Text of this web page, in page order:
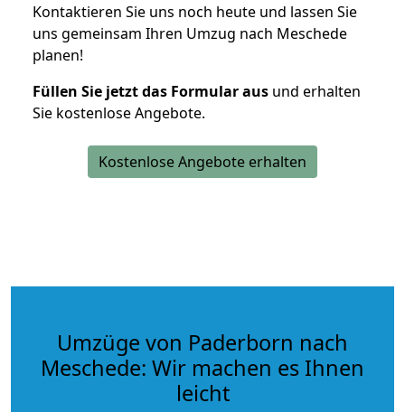
Kontaktieren Sie uns noch heute und lassen Sie
uns gemeinsam Ihren Umzug nach Meschede
planen!
Füllen Sie jetzt das Formular aus und erhalten
Sie kostenlose Angebote.
Kostenlose Angebote erhalten
Umzüge von Paderborn nach
Meschede: Wir machen es Ihnen
leicht